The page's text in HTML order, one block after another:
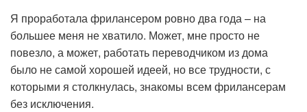
Я проработала фрилансером ровно два года – на
большее меня не хватило. Может, мне просто не
повезло, а может, работать переводчиком из дома
было не самой хорошей идеей, но все трудности, с
которыми я столкнулась, знакомы всем фрилансерам
без исключения.